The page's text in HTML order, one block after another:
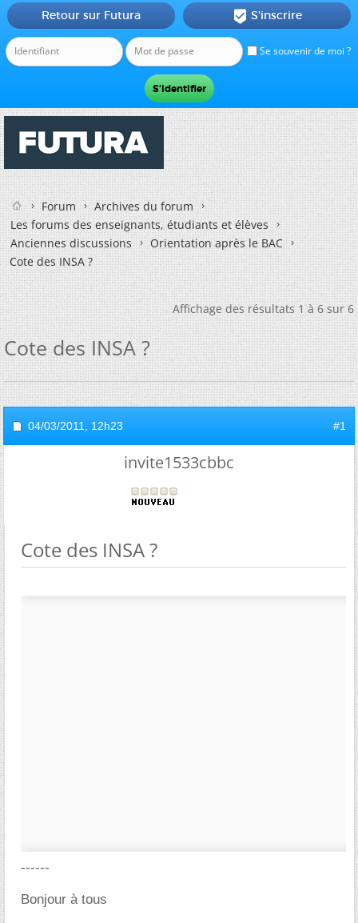
Se souvenir de moi ?
Retour sur Futura  S'inscrire
Forum
Archives du forum
Les forums des enseignants, étudiants et élèves
Anciennes discussions
Orientation après le BAC
Cote des INSA ?
Affichage des résultats 1 à 6 sur 6
Cote des INSA ?
04/03/2011, 12h23 #1
invite1533cbbc
Cote des INSA ?
------
Bonjour à tous